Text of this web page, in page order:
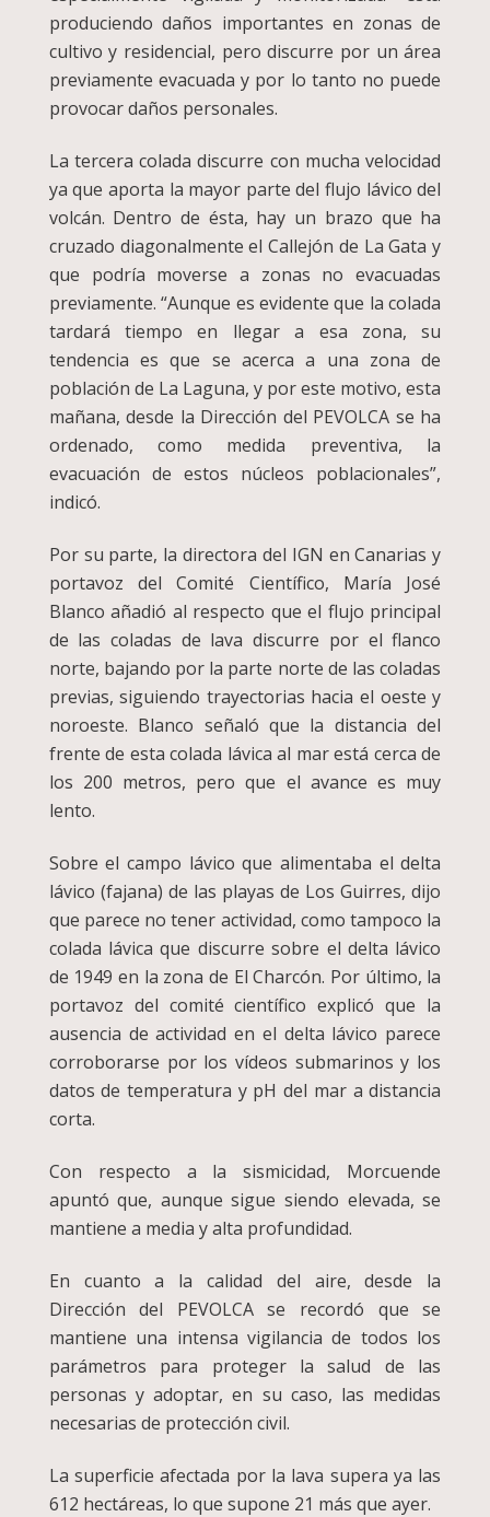
produciendo daños importantes en zonas de
cultivo y residencial, pero discurre por un área
previamente evacuada y por lo tanto no puede
provocar daños personales.
La tercera colada discurre con mucha velocidad
ya que aporta la mayor parte del flujo lávico del
volcán. Dentro de ésta, hay un brazo que ha
cruzado diagonalmente el Callejón de La Gata y
que podría moverse a zonas no evacuadas
previamente. “Aunque es evidente que la colada
tardará tiempo en llegar a esa zona, su
tendencia es que se acerca a una zona de
población de La Laguna, y por este motivo, esta
mañana, desde la Dirección del PEVOLCA se ha
ordenado, como medida preventiva, la
evacuación de estos núcleos poblacionales”,
indicó.
Por su parte, la directora del IGN en Canarias y
portavoz del Comité Científico, María José
Blanco añadió al respecto que el flujo principal
de las coladas de lava discurre por el flanco
norte, bajando por la parte norte de las coladas
previas, siguiendo trayectorias hacia el oeste y
noroeste. Blanco señaló que la distancia del
frente de esta colada lávica al mar está cerca de
los 200 metros, pero que el avance es muy
lento.
Sobre el campo lávico que alimentaba el delta
lávico (fajana) de las playas de Los Guirres, dijo
que parece no tener actividad, como tampoco la
colada lávica que discurre sobre el delta lávico
de 1949 en la zona de El Charcón. Por último, la
portavoz del comité científico explicó que la
ausencia de actividad en el delta lávico parece
corroborarse por los vídeos submarinos y los
datos de temperatura y pH del mar a distancia
corta.
Con respecto a la sismicidad, Morcuende
apuntó que, aunque sigue siendo elevada, se
mantiene a media y alta profundidad.
En cuanto a la calidad del aire, desde la
Dirección del PEVOLCA se recordó que se
mantiene una intensa vigilancia de todos los
parámetros para proteger la salud de las
personas y adoptar, en su caso, las medidas
necesarias de protección civil.
La superficie afectada por la lava supera ya las
612 hectáreas, lo que supone 21 más que ayer.